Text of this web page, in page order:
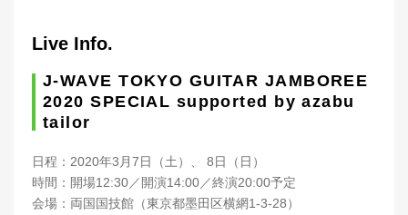
Live Info.
J-WAVE TOKYO GUITAR JAMBOREE
2020 SPECIAL supported by azabu
tailor
日程：2020年3月7日（土）、 8日（日）
時間：開場12:30／開演14:00／終演20:00予定
会場：両国国技館（東京都墨田区横網1-3-28）